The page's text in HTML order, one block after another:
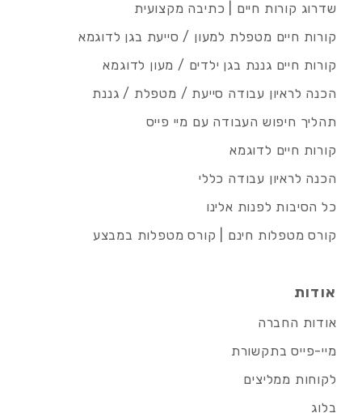
שדרוג קורות חיים | כתיבה מקצועית
קורות חיים מטפלת למעון / סייעת בגן לדוגמא
קורות חיים גננת בגן ילדים / מעון לדוגמא
הכנה לראיון עבודה סייעת / מטפלת / גננת
תהליך חיפוש העבודה עם מיי פייס
קורות חיים לדוגמא
הכנה לראיון עבודה כללי
כל הסיבות לפנות אלינו
קורס מטפלות חינם | קורס מטפלות במבצע
אודות
אודות החברה
מיי-פייס בתקשורת
לקוחות ממליצים
בלוג